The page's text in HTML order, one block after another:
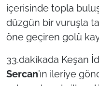
içerisinde topla
düzgün bir vuruşla
öne geçiren golü
33.dakikada Keşan
Sercan’ın ileriye
Finans
Genel-A
Gündem-Eğitim